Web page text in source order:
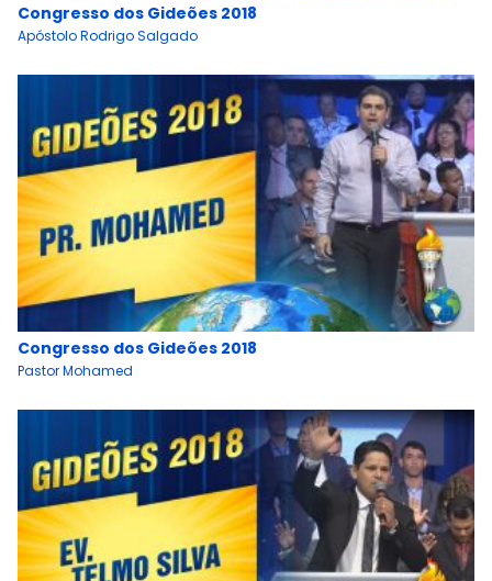
Congresso dos Gideões 2018
Apóstolo Rodrigo Salgado
Congresso dos Gideões 2018
Pastor Mohamed